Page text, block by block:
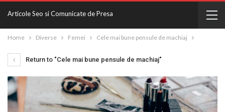
Articole Seo si Comunicate de Presa
Home Diverse Femei Cele mai bune pensule de machiaj
Return to "Cele mai bune pensule de machiaj"